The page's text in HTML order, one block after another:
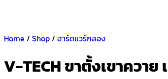
Home / Shop/ ฮาร์ดแวร์กลอง
V-TECH ขาตั้งเขาควา